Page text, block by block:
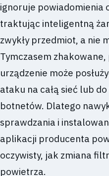
ignoruje powiadomienia
traktując inteligentną
zwykły przedmiot, a nie
Tymczasem zhakowane,
urządzenie może
ataku na całą sieć lub
botnetów. Dlatego
sprawdzania i
aplikacji producenta
oczywisty, jak zmiana
powietrza.